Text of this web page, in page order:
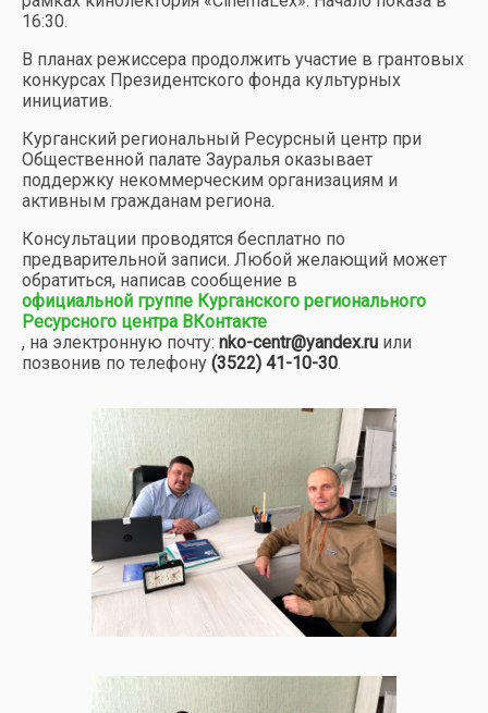
16:30.
В планах режиссера продолжить участие в грантовых
конкурсах Президентского фонда культурных
инициатив.
Курганский региональный Ресурсный центр при
Общественной палате Зауралья оказывает
поддержку некоммерческим организациям и
активным гражданам региона.
Консультации проводятся бесплатно по
предварительной записи. Любой желающий может
обратиться, написав сообщение в
официальной группе Курганского регионального
Ресурсного центра ВКонтакте
, на электронную почту: nko-centr@yandex.ru или
позвонив по телефону (3522) 41-10-30.